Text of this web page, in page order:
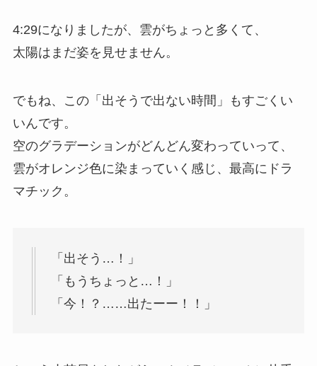
4:29になりましたが、雲がちょっと多くて、
太陽はまだ姿を見せません。
でもね、この「出そうで出ない時間」もすごくい
いんです。
空のグラデーションがどんどん変わっていって、
雲がオレンジ色に染まっていく感じ、最高にドラ
マチック。
「出そう…！」
「もうちょっと…！」
「今！？……出たーー！！」